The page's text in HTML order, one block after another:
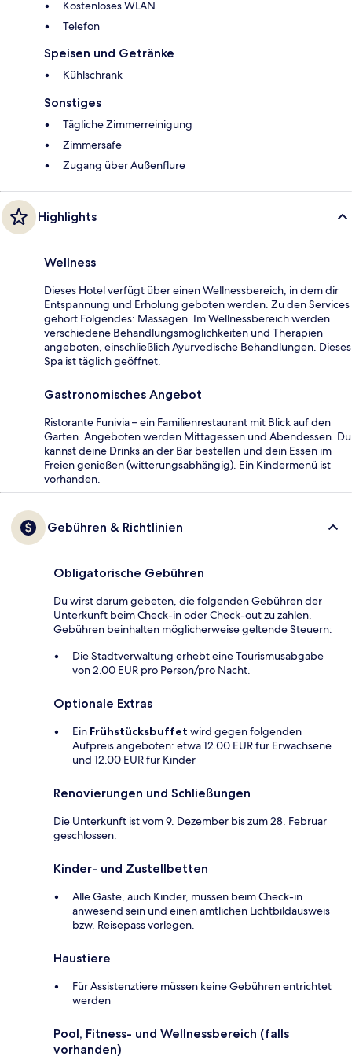
Kostenloses WLAN
Telefon
Speisen und Getränke
Kühlschrank
Sonstiges
Tägliche Zimmerreinigung
Zimmersafe
Zugang über Außenflure
Highlights
Wellness
Dieses Hotel verfügt über einen Wellnessbereich, in dem dir
Entspannung und Erholung geboten werden. Zu den Services
gehört Folgendes: Massagen. Im Wellnessbereich werden
verschiedene Behandlungsmöglichkeiten und Therapien
angeboten, einschließlich Ayurvedische Behandlungen. Dieses
Spa ist täglich geöffnet.
Gastronomisches Angebot
Ristorante Funivia – ein Familienrestaurant mit Blick auf den
Garten. Angeboten werden Mittagessen und Abendessen. Du
kannst deine Drinks an der Bar bestellen und dein Essen im
Freien genießen (witterungsabhängig). Ein Kindermenü ist
vorhanden.
Gebühren & Richtlinien
Obligatorische Gebühren
Du wirst darum gebeten, die folgenden Gebühren der
Unterkunft beim Check-in oder Check-out zu zahlen.
Gebühren beinhalten möglicherweise geltende Steuern:
Die Stadtverwaltung erhebt eine Tourismusabgabe
von 2.00 EUR pro Person/pro Nacht.
Optionale Extras
Ein Frühstücksbuffet wird gegen folgenden
Aufpreis angeboten: etwa 12.00 EUR für Erwachsene
und 12.00 EUR für Kinder
Renovierungen und Schließungen
Die Unterkunft ist vom 9. Dezember bis zum 28. Februar
geschlossen.
Kinder- und Zustellbetten
Alle Gäste, auch Kinder, müssen beim Check-in
anwesend sein und einen amtlichen Lichtbildausweis
bzw. Reisepass vorlegen.
Haustiere
Für Assistenztiere müssen keine Gebühren entrichtet
werden
Pool, Fitness- und Wellnessbereich (falls
vorhanden)